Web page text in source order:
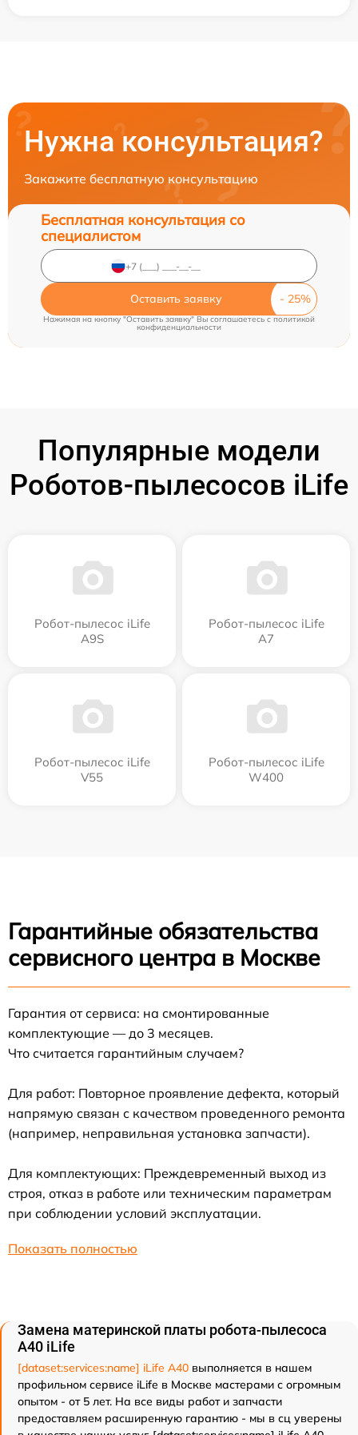
Нужна консультация?
Закажите бесплатную консультацию
Бесплатная консультация со
специалистом
Оставить заявку
Нажимая на кнопку "Оставить заявку" Вы соглашаетесь c политикой
конфиденциальности
Популярные модели
Роботов-пылесосов iLife
Робот-пылесос iLife
A9S
Робот-пылесос iLife
A7
Робот-пылесос iLife
V55
Робот-пылесос iLife
W400
Гарантийные обязательства
сервисного центра в Москве
Гарантия от сервиса: на смонтированные
комплектующие — до 3 месяцев.
Что считается гарантийным случаем?
Для работ: Повторное проявление дефекта, который
напрямую связан с качеством проведенного ремонта
(например, неправильная установка запчасти).
Для комплектующих: Преждевременный выход из
строя, отказ в работе или техническим параметрам
при соблюдении условий эксплуатации.
Показать полностью
Замена материнской платы робота-пылесоса
A40 iLife
[dataset:services:name] iLife A40 выполняется в нашем
профильном сервисе iLife в Москве мастерами с огромным
опытом - от 5 лет. На все виды работ и запчасти
предоставляем расширенную гарантию - мы в сц уверены